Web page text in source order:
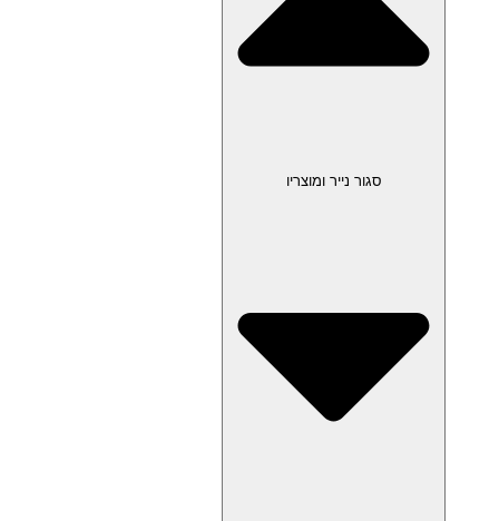
סגור נייר ומוצריו